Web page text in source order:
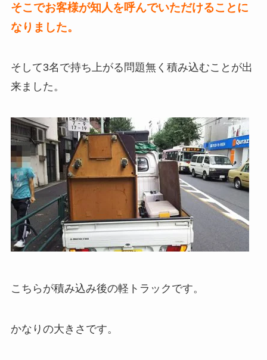
そこでお客様が知人を呼んでいただけることに
なりました。
そして3名で持ち上がる問題無く積み込むことが出
来ました。
こちらが積み込み後の軽トラックです。
かなりの大きさです。